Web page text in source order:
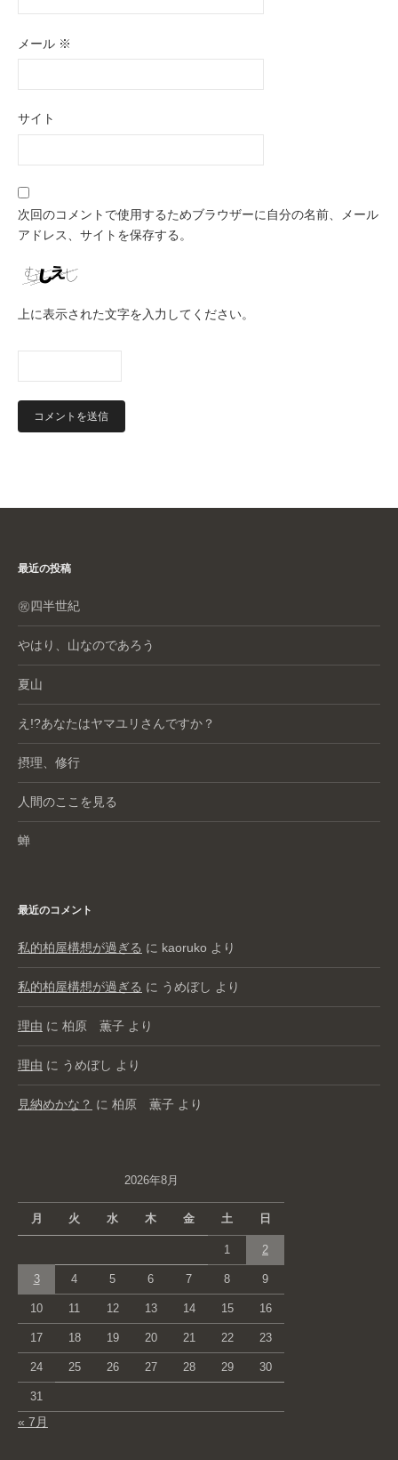
メール ※
サイト
次回のコメントで使用するためブラウザーに自分の名前、メール
アドレス、サイトを保存する。
上に表示された文字を入力してください。
最近の投稿
㊗️四半世紀
やはり、山なのであろう
夏山
え!?あなたはヤマユリさんですか？
摂理、修行
人間のここを見る
蝉
最近のコメント
私的柏屋構想が過ぎる に kaoruko より
私的柏屋構想が過ぎる に うめぼし より
理由 に 柏原 薫子 より
理由 に うめぼし より
見納めかな？ に 柏原 薫子 より
2026年8月
月 火 水 木 金 土 日
1 2
3 4 5 6 7 8 9
10 11 12 13 14 15 16
17 18 19 20 21 22 23
24 25 26 27 28 29 30
31
« 7月